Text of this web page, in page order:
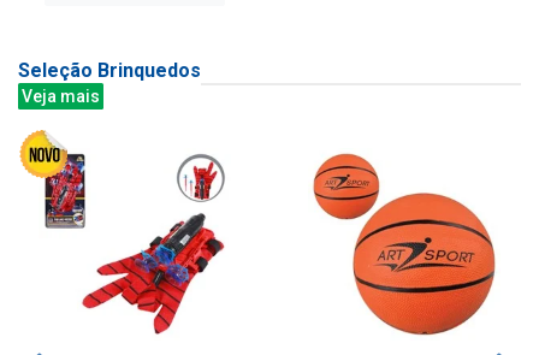
Seleção Brinquedos
Veja mais